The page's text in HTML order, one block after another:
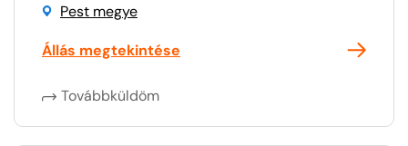
Pest megye
Állás megtekintése
Továbbküldöm